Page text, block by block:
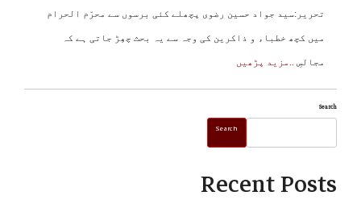
تحریر:سید جواد حسین رضوی پچھلے کئی برسوں سے محرّم الحرام
میں کچھ خطباء و ذاکرین کی وجہ سے یہ بحث چھِڑ جاتی ہے کہ
مجالسِ ..مزید پڑھیں
Search
Search
Recent Posts